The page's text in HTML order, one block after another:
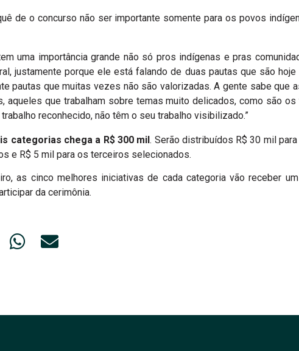
de o concurso não ser importante somente para os povos
uma importância grande não só pros indígenas e pras
justamente porque ele está falando de duas pautas que são
pautas que muitas vezes não são valorizadas. A gente sabe que
aqueles que trabalham sobre temas muito delicados, como são
reconhecido, não têm o seu trabalho visibilizado.”
categorias chega a R$ 300 mil. Serão distribuídos R$ 30 mil
e R$ 5 mil para os terceiros selecionados.
as cinco melhores iniciativas de cada categoria vão receber
da cerimônia.